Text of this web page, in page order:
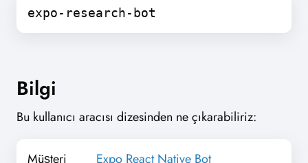
expo-research-bot
Bilgi
Bu kullanıcı aracısı dizesinden ne çıkarabiliriz:
Müşteri Expo React Native Bot